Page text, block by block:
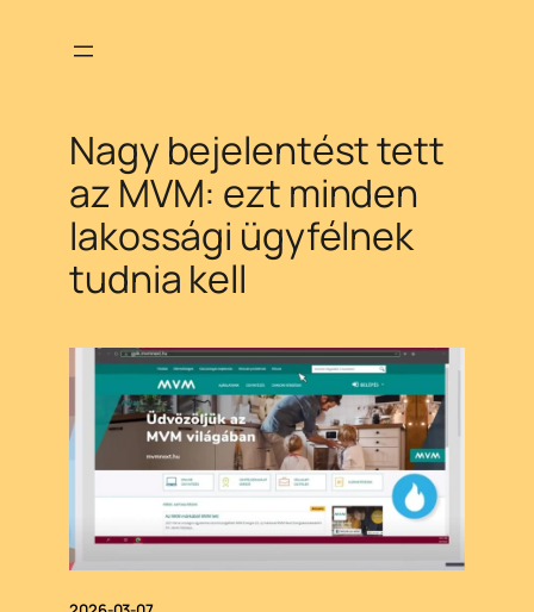
Nagy bejelentést tett
az MVM: ezt minden
lakossági ügyfélnek
tudnia kell